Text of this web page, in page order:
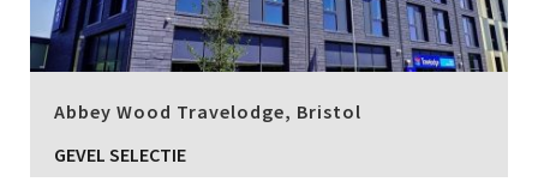
Abbey Wood Travelodge, Bristol
GEVEL SELECTIE